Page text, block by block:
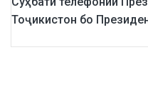
Тоҷикистон бо